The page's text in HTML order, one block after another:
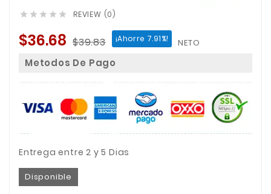
     REVIEW (0)
$36.68 $39.83 ¡Ahorre 7.91%! NETO
Metodos De Pago
Entrega entre 2 y 5 Dias
Disponible